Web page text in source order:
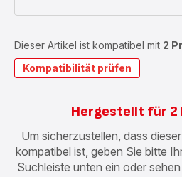
Dieser Artikel ist kompatibel mit 2
Kompatibilität prüfen
Hergestellt für 2
Um sicherzustellen, dass
kompatibel ist, geben Sie bitte
Suchleiste unten ein oder